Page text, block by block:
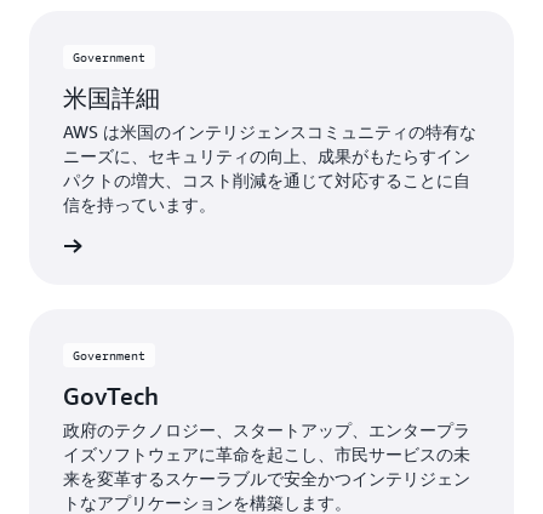
Government
米国詳細
AWS は米国のインテリジェンスコミュニティの特有な
ニーズに、セキュリティの向上、成果がもたらすイン
パクトの増大、コスト削減を通じて対応することに自
信を持っています。
Government
GovTech
政府のテクノロジー、スタートアップ、エンタープラ
イズソフトウェアに革命を起こし、市民サービスの未
来を変革するスケーラブルで安全かつインテリジェン
トなアプリケーションを構築します。